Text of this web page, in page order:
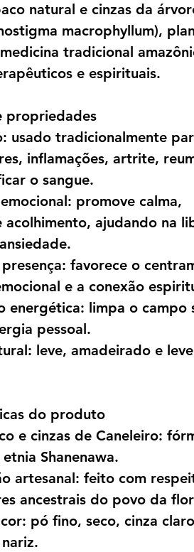
natural e cinzas da
macrophyllum),
tradicional
e espirituais.
propriedades
usado tradicionalmente
inflamações, artrite,
o sangue.
promove calma,
acolhimento, ajudando na
presença: favorece o
e a conexão
energética: limpa o campo
pessoal.
leve, amadeirado e
do produto
e cinzas de Caneleiro:
Shanenawa.
artesanal: feito com
ancestrais do povo da
pó fino, seco, cinza